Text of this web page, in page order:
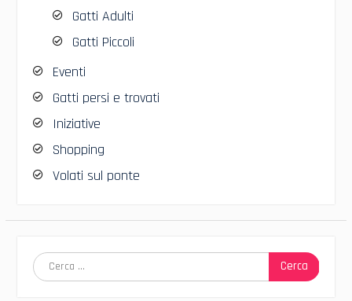
Gatti Adulti
Gatti Piccoli
Eventi
Gatti persi e trovati
Iniziative
Shopping
Volati sul ponte
Ricerca
per: